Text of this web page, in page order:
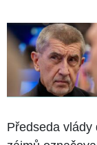
Předseda vlády